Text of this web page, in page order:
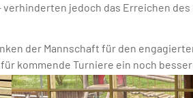
jedoch das Erreichen
der Mannschaft für den
kommende Turniere ein noch